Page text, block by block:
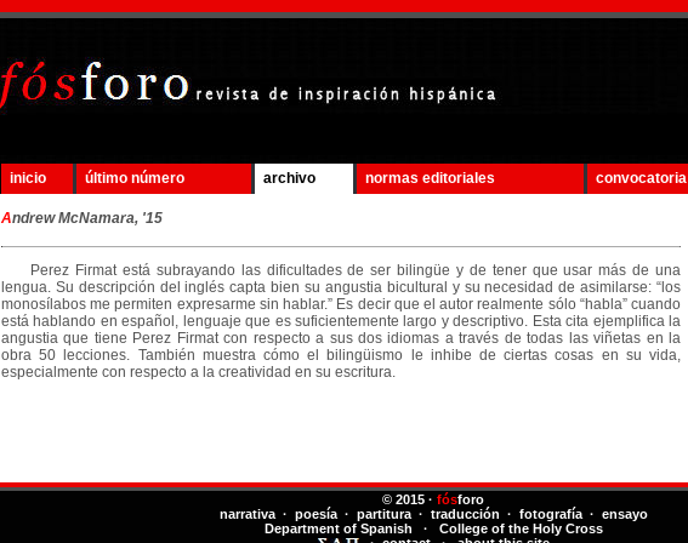
inicio último número archivo normas editoriales convocatoria
Andrew McNamara, '15
Perez Firmat está subrayando las dificultades de ser bilingüe y de tener que usar más de una
lengua. Su descripción del inglés capta bien su angustia bicultural y su necesidad de asimilarse: “los
monosílabos me permiten expresarme sin hablar.” Es decir que el autor realmente sólo “habla” cuando
está hablando en español, lenguaje que es suficientemente largo y descriptivo. Esta cita ejemplifica la
angustia que tiene Perez Firmat con respecto a sus dos idiomas a través de todas las viñetas en la
obra 50 lecciones. También muestra cómo el bilingüismo le inhibe de ciertas cosas en su vida,
especialmente con respecto a la creatividad en su escritura.
© 2015 · fósforo
narrativa · poesía · partitura · traducción · fotografía · ensayo
Department of Spanish
· College of the Holy Cross